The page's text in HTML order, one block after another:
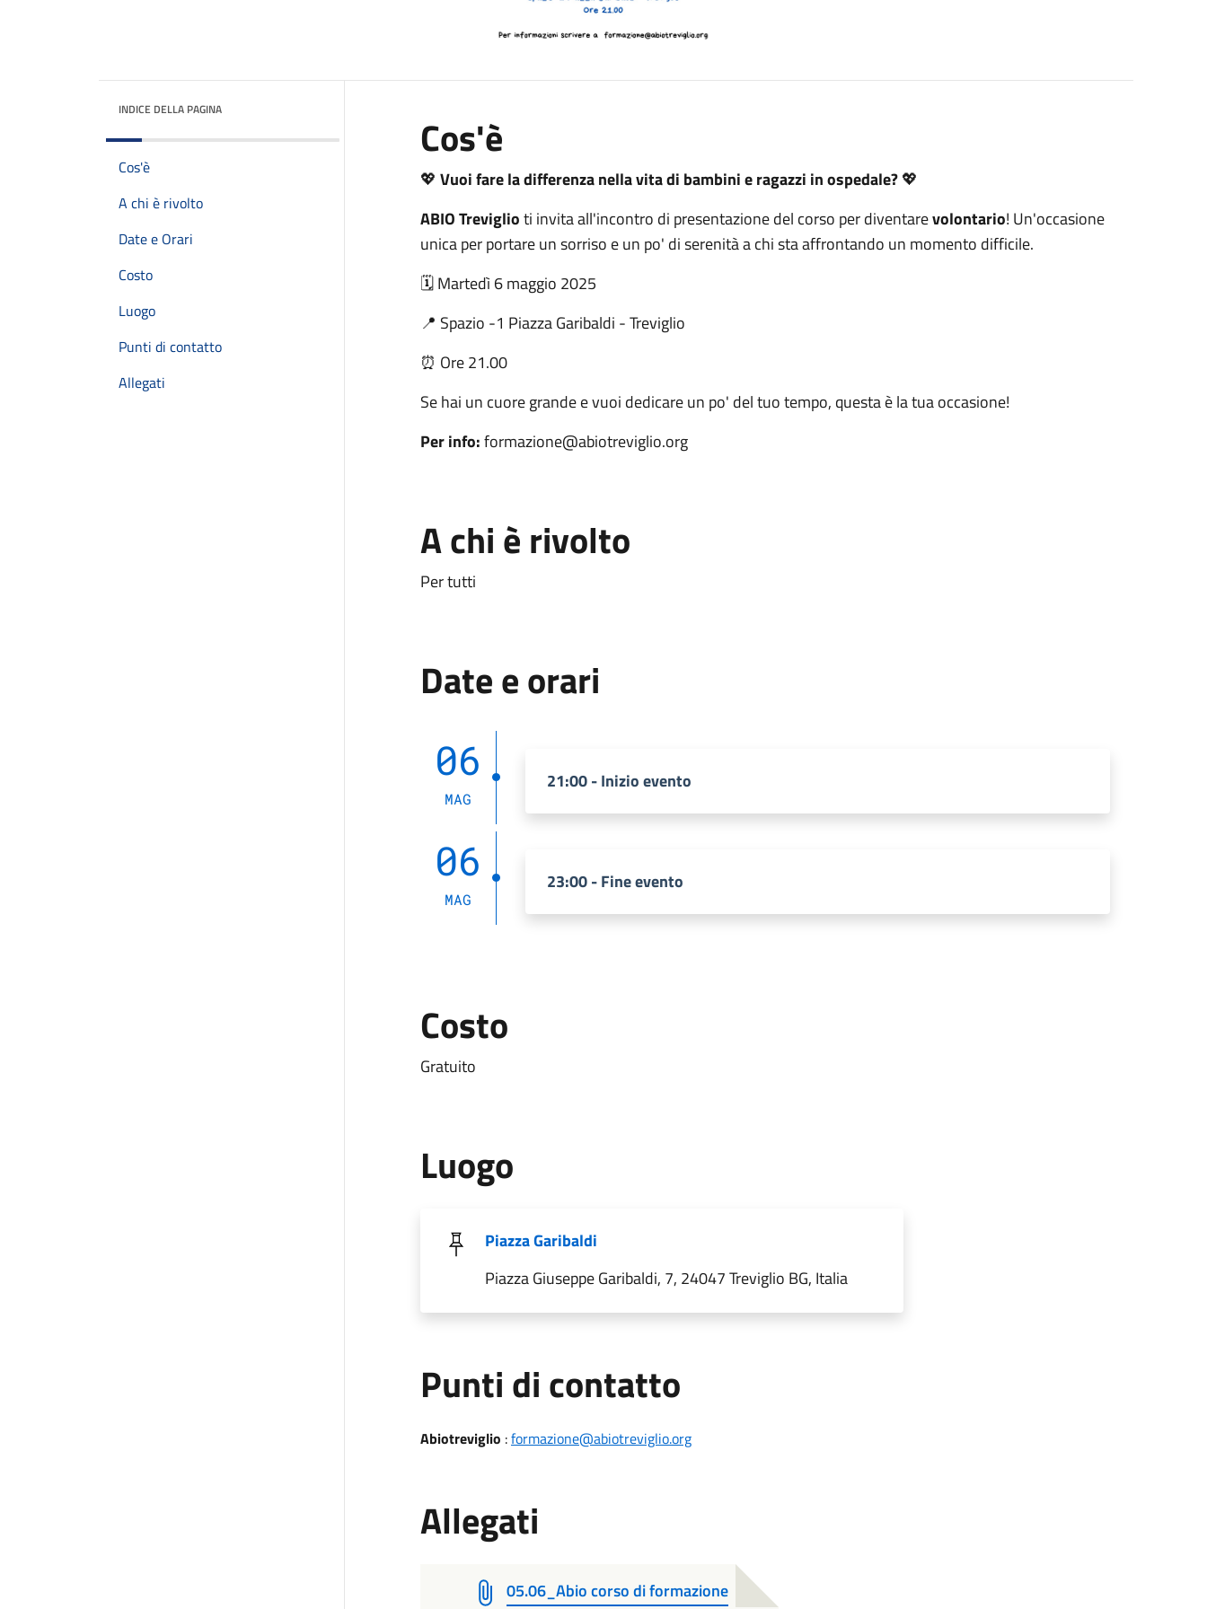
INDICE DELLA PAGINA
Cos'è
A chi è rivolto
Date e Orari
Costo
Luogo
Punti di contatto
Allegati
Cos'è
💖 Vuoi fare la differenza nella vita di bambini e ragazzi in ospedale?💖
ABIO Treviglioti invita all'incontro di presentazione del corso per diventarevolontario! Un'occasione
unica per portare un sorriso e un po' di serenità a chi sta affrontando un momento difficile.
🗓️ Martedì 6 maggio 2025
📍 Spazio -1 Piazza Garibaldi - Treviglio
⏰ Ore 21.00
Se hai un cuore grande e vuoi dedicare un po' del tuo tempo, questa è la tua occasione!
Per info:formazione@abiotreviglio.org
A chi è rivolto
Per tutti
Date e orari
06
MAG
21:00 - Inizio evento
06
MAG
23:00 - Fine evento
Costo
Gratuito
Luogo
Piazza Garibaldi
Piazza Giuseppe Garibaldi, 7, 24047 Treviglio BG, Italia
Punti di contatto
Abiotreviglio :formazione@abiotreviglio.org
Allegati
05.06_Abio corso di formazione